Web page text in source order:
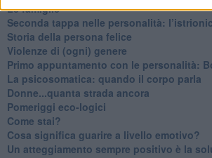
Le famiglie
Seconda tappa nelle personalità:
​Storia della persona felice
Violenze di (ogni) genere
​Primo appuntamento con le personalità:
La psicosomatica: quando il corpo parla
Donne...quanta strada ancora
​Pomeriggi eco-logici
​Come stai?
Cosa significa guarire a livello emotivo?
​Un atteggiamento sempre positivo è la